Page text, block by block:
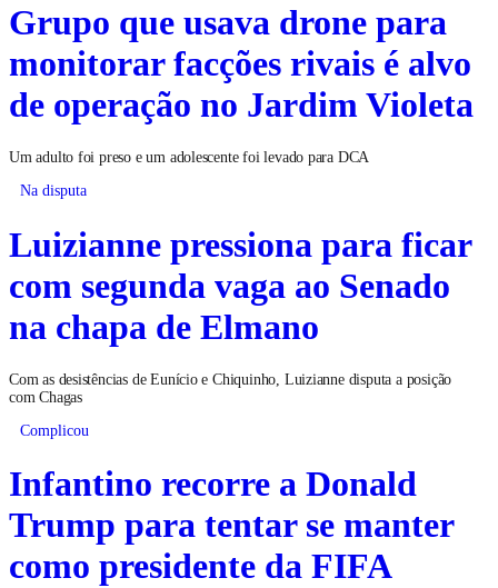
Grupo que usava drone para
monitorar facções rivais é alvo
de operação no Jardim Violeta
Um adulto foi preso e um adolescente foi levado para DCA
Na disputa
Luizianne pressiona para ficar
com segunda vaga ao Senado
na chapa de Elmano
Com as desistências de Eunício e Chiquinho, Luizianne disputa a posição
com Chagas
Complicou
Infantino recorre a Donald
Trump para tentar se manter
como presidente da FIFA